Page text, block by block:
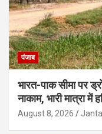
पंजाब
भारत-पाक सीमा पर
नाकाम, भारी मात्रा में
August 8, 2026